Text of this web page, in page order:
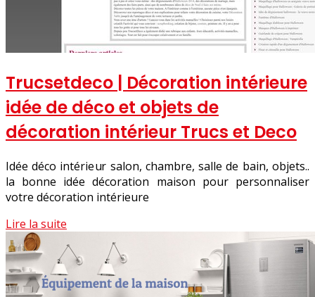
Trucsetdeco | Décoration intérieure
idée de déco et objets de
décoration intérieur Trucs et Deco
Idée déco intérieur salon, chambre, salle de bain, objets..
la bonne idée décoration maison pour personnaliser
votre décoration intérieure
Lire la suite